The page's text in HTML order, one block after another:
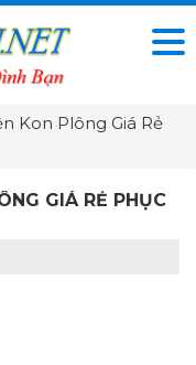
Kon Plông Giá Rẻ
GIÁ RẺ PHỤC